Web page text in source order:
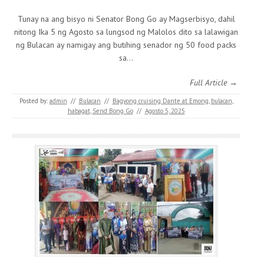
Tunay na ang bisyo ni Senator Bong Go ay Magserbisyo, dahil
nitong Ika 5 ng Agosto sa lungsod ng Malolos dito sa lalawigan
ng Bulacan ay namigay ang butihing senador ng 50 food packs
sa…
Full Article →
Posted by: admin // Bulacan // Bagyong cruising Dante at Emong bulacan
habagat, Send Bong Go // Agosto 5, 2025